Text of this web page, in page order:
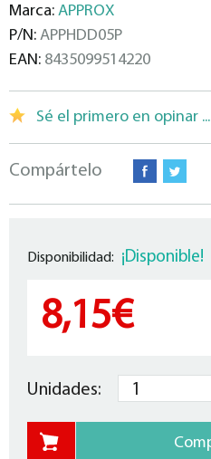
Marca: APPROX
P/N: APPHDD05P
EAN: 8435099514220
Sé el primero en opinar ...
Compártelo
Disponibilidad: ¡Disponible!
8,15€
Unidades: